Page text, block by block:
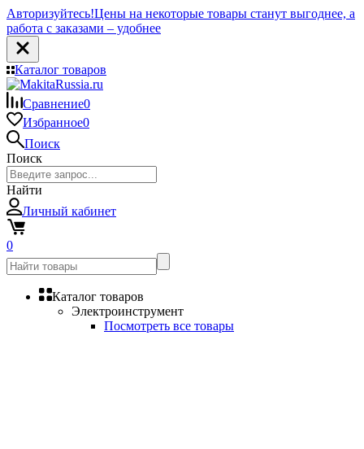
Авторизуйтесь!Цены на некоторые товары станут выгоднее, а
работа с заказами – удобнее
Каталог товаров
Сравнение0
Избранное0
Поиск
Поиск
Найти
Личный кабинет
0
Каталог товаров
Электроинструмент
Посмотреть все товары